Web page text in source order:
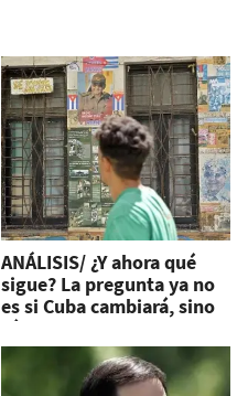
ANÁLISIS/ ¿Y ahora qué
sigue? La pregunta ya no
es si Cuba cambiará, sino
cómo